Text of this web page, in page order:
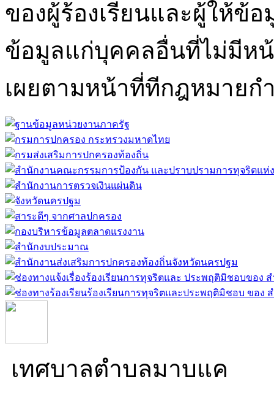
ของผู้ร้องเรียนและผู้ให้ข้
ข้อมูลแก่บุคคลอื่นที่ไม่มีหน้
เผยตามหน้าที่ทีกฎหมายก
เทศบาลตำบลมาบแค